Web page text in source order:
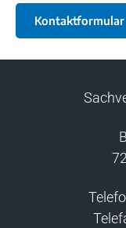
Kontaktformular